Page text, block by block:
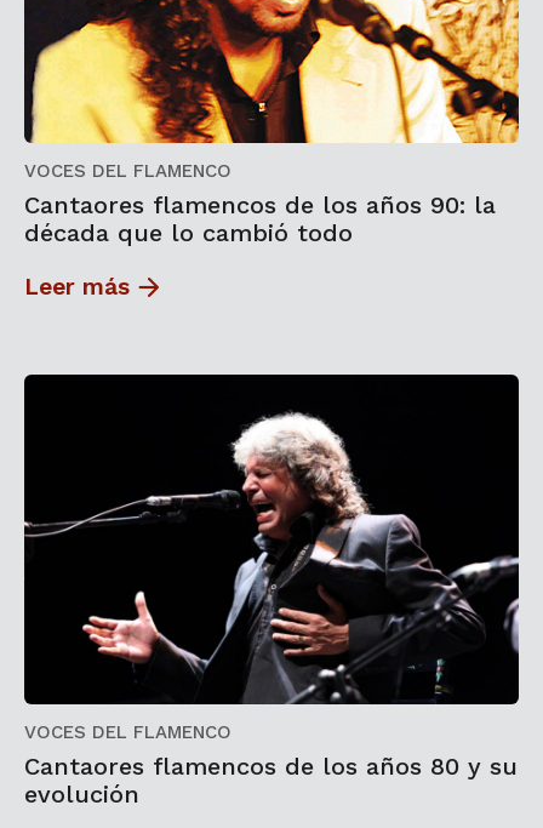
VOCES DEL FLAMENCO
Cantaores flamencos de los años 90: la
década que lo cambió todo
Leer más
VOCES DEL FLAMENCO
Cantaores flamencos de los años 80 y su
evolución